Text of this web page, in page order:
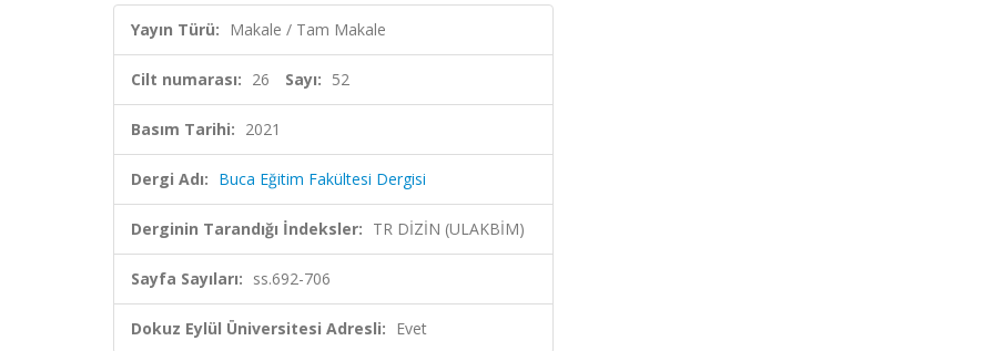
Yayın Türü: Makale / Tam Makale
Cilt numarası: 26 Sayı: 52
Basım Tarihi: 2021
Dergi Adı: Buca Eğitim Fakültesi Dergisi
Derginin Tarandığı İndeksler: TR DİZİN (ULAKBİM)
Sayfa Sayıları: ss.692-706
Dokuz Eylül Üniversitesi Adresli: Evet